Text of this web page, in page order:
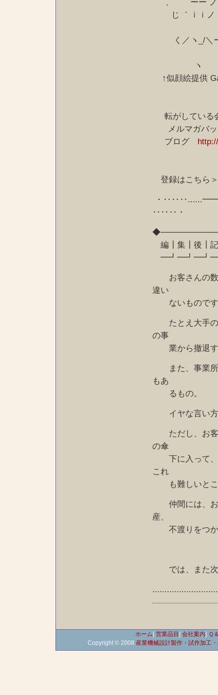
、ゝ ーー
じ ｀ｉｉノ
く
↑似顔絵提供
転がしている
メルマガバ
ブログ
登録はこち
・
‥‥‥・
編┃集┃後┃
お客さんの数
違い
ないもので
たとえ大手の
の事
業から撤退す
また、事業所
もあ
るもの。
イヤな言い方
ただし、お客
の傘
下に入って、
これ
も難しいとこ
仲間には、お
産、
不渡りをつか
では、また次
ホーム 営業品目 会社案内
Ｑ
Copyright © 2008 産業機械設計製作・試作加工